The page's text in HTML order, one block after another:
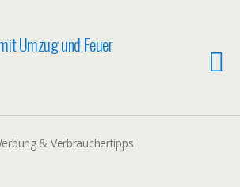
Umzug und Feuer
& Verbrauchertipps